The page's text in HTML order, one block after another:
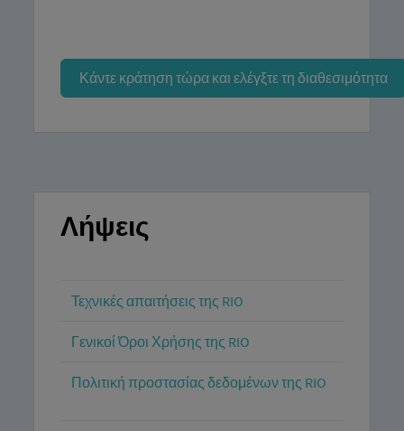
Κάντε κράτηση τώρα και ελέγξτε τη διαθεσιμότητα
Λήψεις
Τεχνικές απαιτήσεις της RIO
Γενικοί Όροι Χρήσης της RIO
Πολιτική προστασίας δεδομένων της RIO